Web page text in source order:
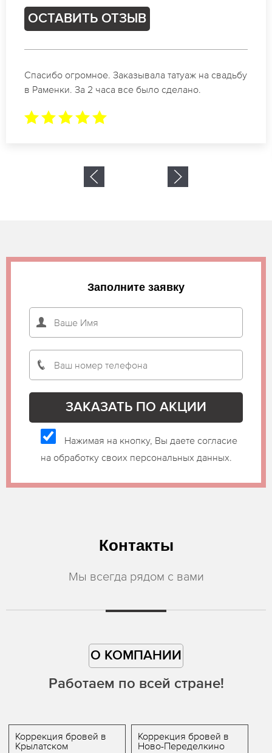
ОСТАВИТЬ ОТЗЫВ
Отличные специалисты своего дела по
коррекции бровей в Раменки. Замечательный
Заполните заявку
Нажимая на кнопку, Вы даете согласие
на обработку своих персональных данных.
Контакты
Мы всегда рядом с вами
О КОМПАНИИ
Работаем по всей стране!
Коррекция бровей в
Крылатском
Коррекция бровей в
Ново-Переделкино